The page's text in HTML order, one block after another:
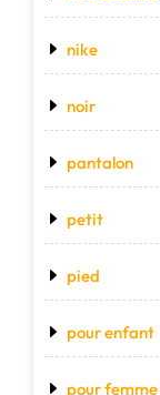
nike
noir
pantalon
petit
pied
pour enfant
pour femme